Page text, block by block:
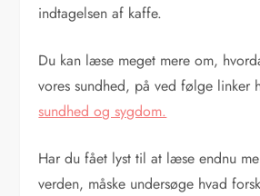
indtagelsen af kaffe.
Du kan læse meget mere om,
vores sundhed, på ved følge linker
sundhed og sygdom.
Har du fået lyst til at læse endnu
verden, måske undersøge hvad